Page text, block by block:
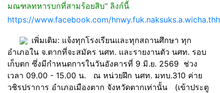
มณฑลทหารบกที่สามร้อยสิบ" ลิงก์นี้
https://www.facebook.com/
เพิ่มเติม: แจ้งทุกโรงเรียนและทุกสถานศึกษา ทุก
อำเภอใน จ.ตากที่จะสมัคร นศท. และรายงานตัว นศท. รอบ
เก็บตก ซึ่งมีกำหนดการในวันอังคารที่ 9 มิ.ย. 2569 ช่วง
เวลา 09.00 - 15.00 น. ณ หน่วยฝึก นศท. มทบ.310 ค่าย
วชิรปราการ อำเภอเมืองตาก จังหวัดตากเท่านั้น (เข้าประตู